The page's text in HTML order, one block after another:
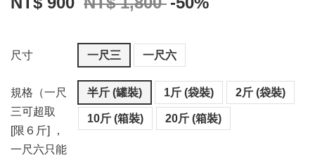
尺寸 一尺三 一尺六
規格（一尺
三可超取
[限６斤] ，
一尺六只能
半斤 (罐裝) 1斤 (袋裝) 2斤 (袋裝)
10斤 (箱裝) 20斤 (箱裝)